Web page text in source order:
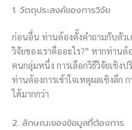
1. วัตถุประสงค์ของการวิจัย
ก่อนอื่น ท่านต้องตั้งคำถามกับตัวเ
วิจัยของเราคืออะไร?” หากท่าน
คนกลุ่มหนึ่ง การเลือกวิธีวิจัยเชิง
ท่านต้องการเข้าใจเหตุผลเชิงลึก
ได้มากกว่า
2. ลักษณะของข้อมูลที่ต้องการ